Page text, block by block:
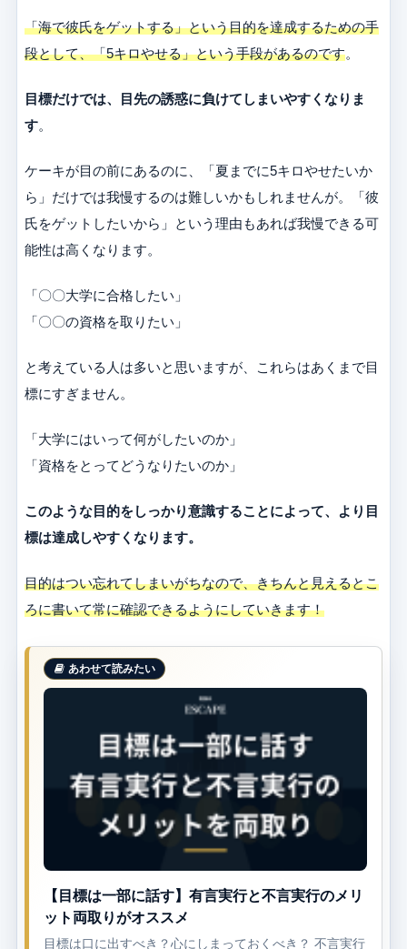
「海で彼氏をゲットする」という目的を達成するための手
段として、「5キロやせる」という手段があるのです。
目標だけでは、目先の誘惑に負けてしまいやすくなりま
す。
ケーキが目の前にあるのに、「夏までに5キロやせたいか
ら」だけでは我慢するのは難しいかもしれませんが。「彼
氏をゲットしたいから」という理由もあれば我慢できる可
能性は高くなります。
「〇〇大学に合格したい」
「〇〇の資格を取りたい」
と考えている人は多いと思いますが、これらはあくまで目
標にすぎません。
「大学にはいって何がしたいのか」
「資格をとってどうなりたいのか」
このような目的をしっかり意識することによって、より目
標は達成しやすくなります。
目的はつい忘れてしまいがちなので、きちんと見えるとこ
ろに書いて常に確認できるようにしていきます！
【目標は一部に話す】有言実行と不言実行のメリ
ット両取りがオススメ
目標は口に出すべき？心にしまっておくべき？ 不言実行